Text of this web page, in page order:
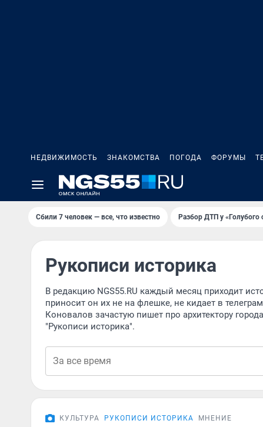
НЕДВИЖИМОСТЬ ЗНАКОМСТВА ПОГОДА ФОРУМЫ
Сбили 7 человек — все, что известно Разбор ДТП у «Голубого
Рукописи историка
В редакцию NGS55.RU каждый месяц приходит
приносит он их не на флешке, не кидает в
Коновалов зачастую пишет про архитектору
"Рукописи историка".
КУЛЬТУРА РУКОПИСИ ИСТОРИКА МНЕНИЕ